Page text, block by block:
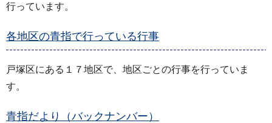
行っています。
各地区の青指で行っている行事
戸塚区にある１７地区で、地区ごとの行事を行っていま
す。
青指だより（バックナンバー）